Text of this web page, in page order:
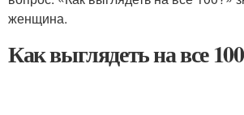
женщина.
Как выглядеть на все